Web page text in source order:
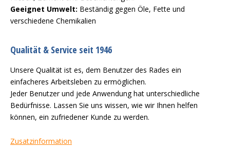
Geeignet Umwelt: Beständig gegen Öle, Fette und
verschiedene Chemikalien
Qualität & Service seit 1946
Unsere Qualität ist es, dem Benutzer des Rades ein
einfacheres Arbeitsleben zu ermöglichen.
Jeder Benutzer und jede Anwendung hat unterschiedliche
Bedürfnisse. Lassen Sie uns wissen, wie wir Ihnen helfen
können, ein zufriedener Kunde zu werden.
Zusatzinformation